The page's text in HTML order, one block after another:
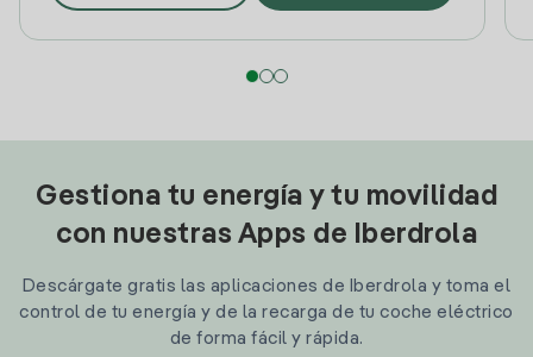
Gestiona tu energía y tu movilidad
con nuestras Apps de Iberdrola
Descárgate gratis las aplicaciones de Iberdrola y toma el
control de tu energía y de la recarga de tu coche eléctrico
de forma fácil y rápida.